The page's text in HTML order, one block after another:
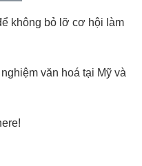
không bỏ lỡ cơ hội làm
văn hoá tại Mỹ và